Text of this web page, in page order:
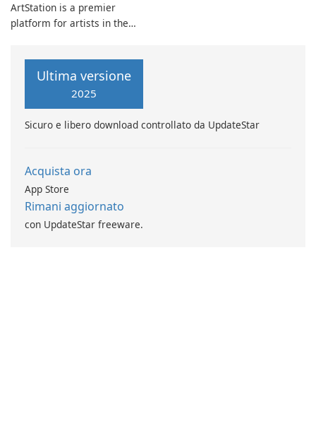
ArtStation is a premier
platform for artists in the
offers a curated collection of
of the world's most talented
Ultima versione
2025
Sicuro e libero download controllato da UpdateStar
Acquista ora
App Store
Rimani aggiornato
con UpdateStar freeware.